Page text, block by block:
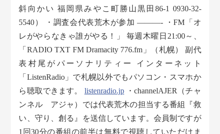
斜向かい 福岡県みやこ町勝山黒田86-1 0930-32-
5540） ・調査会代表荒木が参加 ———- ・FM「オ
レがやらなきゃ誰がやる！」 毎週木曜日21:00～、
「RADIO TXT FM Dramacity 776.fm」（札幌） 副代
表村尾がパーソナリティー インターネット
「ListenRadio」で札幌以外でもパソコン・スマホか
ら聴取できます。 listenradio.jp・channelAJER（チャ
ンネル アジャ）では代表荒木の担当する番組『救
い、守り、創る』を送信しています。会員制ですが
1回30分の番組の前半は無料で視聴していただけま